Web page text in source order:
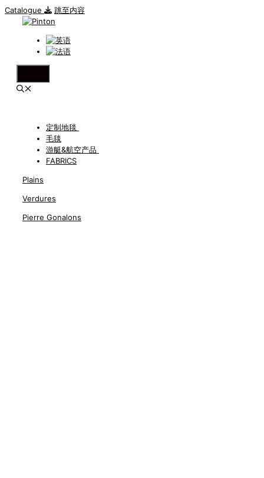
Catalogue 跳至内容
定制地毯
毛毯
游艇&航空产品
FABRICS
Plains
Verdures
Pierre Gonalons